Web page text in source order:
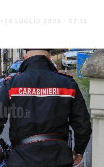
• 24 LUGLIO 2026 · 07:13